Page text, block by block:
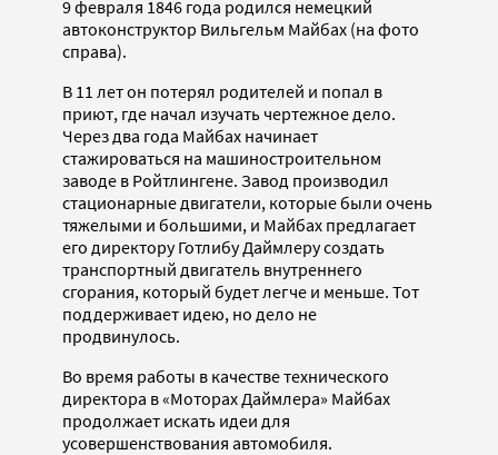
9 февраля 1846 года родился немецкий
автоконструктор Вильгельм Майбах (на фото
справа).
В 11 лет он потерял родителей и попал в
приют, где начал изучать чертежное дело.
Через два года Майбах начинает
стажироваться на машиностроительном
заводе в Ройтлингене. Завод производил
стационарные двигатели, которые были очень
тяжелыми и большими, и Майбах предлагает
его директору Готлибу Даймлеру создать
транспортный двигатель внутреннего
сгорания, который будет легче и меньше. Тот
поддерживает идею, но дело не
продвинулось.
Во время работы в качестве технического
директора в «Моторах Даймлера» Майбах
продолжает искать идеи для
усовершенствования автомобиля.